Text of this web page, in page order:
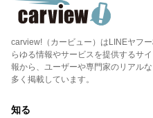
carview!（カービュー）はLINEヤフ
らゆる情報やサービスを提供するサ
報から、ユーザーや専門家のリアル
多く掲載しています。
知る